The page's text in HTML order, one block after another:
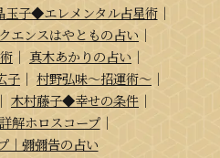
玉子◆エレメンタル占星術｜
エンスはやともの占い ｜
｜ 真木あかりの占い ｜
子 ｜ 村野弘味～招運術～ ｜
｜ 木村藤子◆幸せの条件 ｜
詳解ホロスコープ｜
｜彌彌告の占い